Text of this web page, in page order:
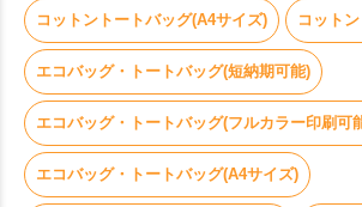
コットントートバッグ(A4サイズ) コット
エコバッグ・トートバッグ(短納期可能)
エコバッグ・トートバッグ(フルカラー印刷可
エコバッグ・トートバッグ(A4サイズ)